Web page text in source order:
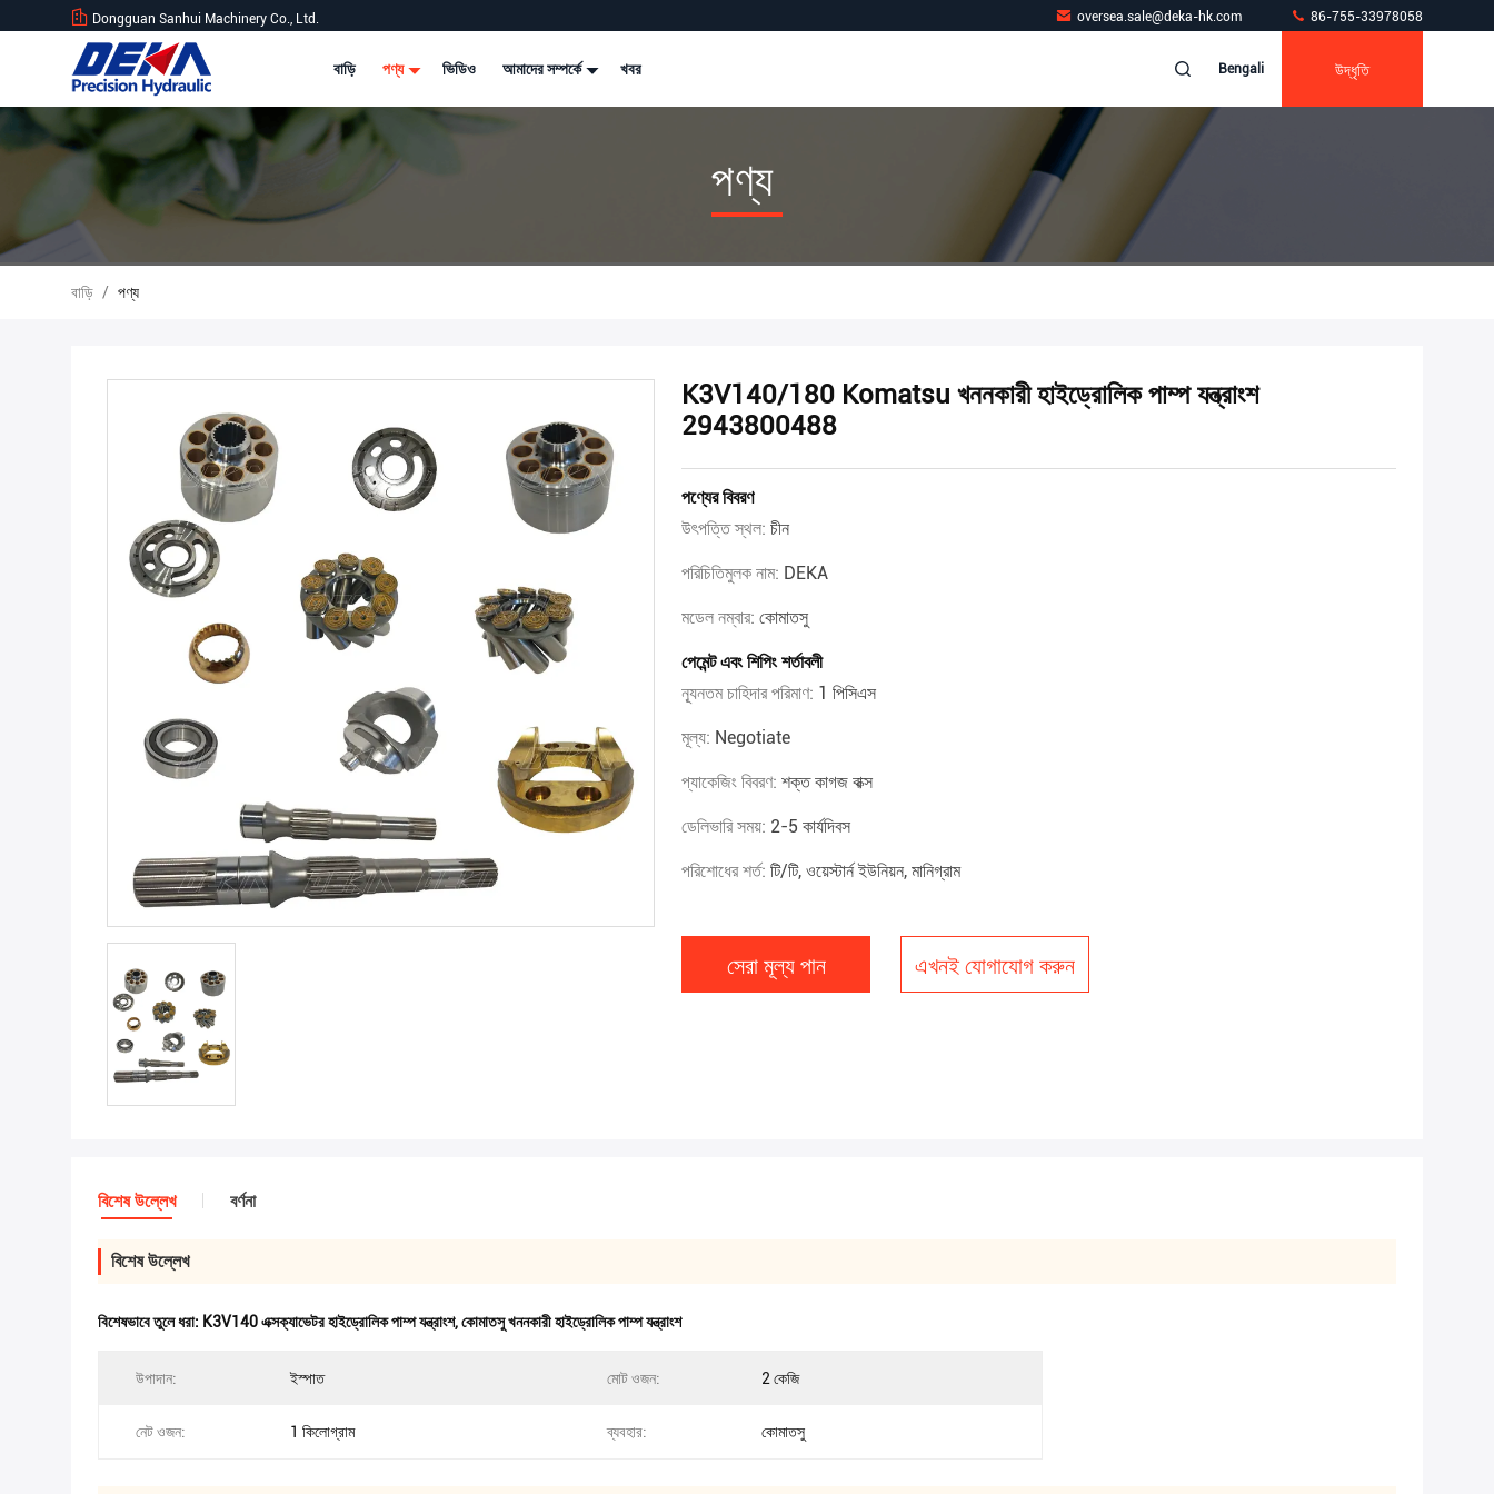
Dongguan Sanhui Machinery Co., Ltd. oversea.sale@deka-hk.com 86-755-33978058
বাড়ি পণ্য ভিডিও আমাদের সম্পর্কে খবর Bengali উদ্ধৃতি
পণ্য
বাড়ি / পণ্য
K3V140/180 Komatsu খননকারী হাইড্রোলিক পাম্প যন্ত্রাংশ
2943800488
পণ্যের বিবরণ
উৎপত্তি স্থল: চীন
পরিচিতিমুলক নাম: DEKA
মডেল নম্বার: কোমাতসু
পেমেন্ট এবং শিপিং শর্তাবলী
ন্যূনতম চাহিদার পরিমাণ: 1 পিসিএস
মূল্য: Negotiate
প্যাকেজিং বিবরণ: শক্ত কাগজ বাক্স
ডেলিভারি সময়: 2-5 কার্যদিবস
পরিশোধের শর্ত: টি/টি, ওয়েস্টার্ন ইউনিয়ন, মানিগ্রাম
সেরা মূল্য পান এখনই যোগাযোগ করুন
বিশেষ উল্লেখ বর্ণনা
বিশেষ উল্লেখ
বিশেষভাবে তুলে ধরা: K3V140 এক্সক্যাভেটর হাইড্রোলিক পাম্প যন্ত্রাংশ,কোমাতসু খননকারী হাইড্রোলিক পাম্প যন্ত্রাংশ
উপাদান: ইস্পাত মোট ওজন: 2 কেজি
নেট ওজন: 1 কিলোগ্রাম ব্যবহার: কোমাতসু